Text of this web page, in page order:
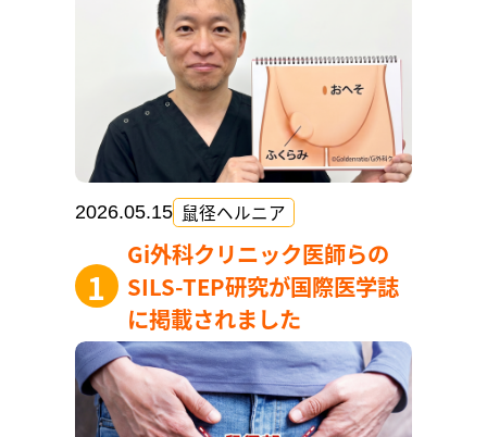
2026.05.15 鼠径ヘルニア
Gi外科クリニック医師らの
SILS-TEP研究が国際医学誌
に掲載されました